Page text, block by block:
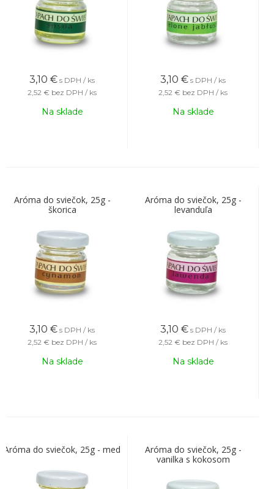
3,10 € s DPH / ks
2,52 € bez DPH / ks
Na sklade
3,10 € s DPH / ks
2,52 € bez DPH / ks
Na sklade
Aróma do sviečok, 25g -
škorica
3,10 € s DPH / ks
2,52 € bez DPH / ks
Na sklade
Aróma do sviečok, 25g -
levanduľa
3,10 € s DPH / ks
2,52 € bez DPH / ks
Na sklade
Aróma do sviečok, 25g - med
Aróma do sviečok, 25g -
vanilka s kokosom